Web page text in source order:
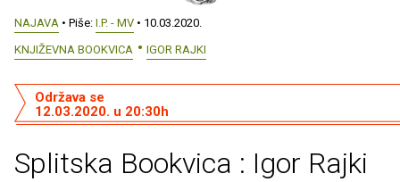
NAJAVA • Piše: I.P. - MV • 10.03.2020.
KNJIŽEVNA BOOKVICA
IGOR RAJKI
Splitska Bookvica : Igor Rajki
Održava se
12.03.2020. u 20:30h